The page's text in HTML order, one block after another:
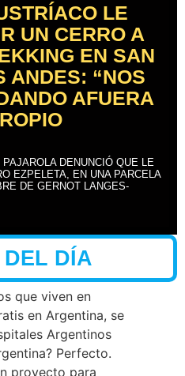
LE
UN CERRO A
EN SAN
ANDES: “NOS
AFUERA
DENUNCIÓ QUE LE
EZPELETA, EN UNA PARCELA
DE GERNOT LANGES-
DEL DÍA
que viven en
en Argentina, se
Argentinos
Perfecto.
proyecto para